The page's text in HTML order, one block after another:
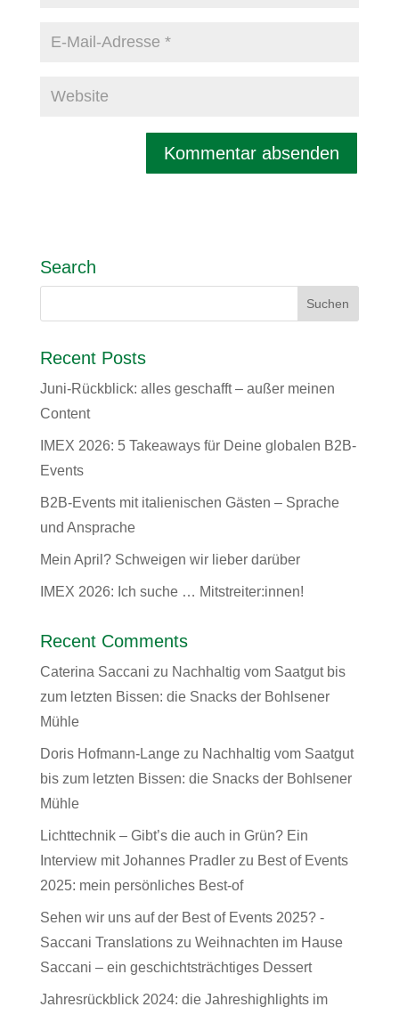
Search
Recent Posts
Juni-Rückblick: alles geschafft – außer meinen
Content
IMEX 2026: 5 Takeaways für Deine globalen B2B-
Events
B2B-Events mit italienischen Gästen – Sprache
und Ansprache
Mein April? Schweigen wir lieber darüber
IMEX 2026: Ich suche … Mitstreiter:innen!
Recent Comments
Caterina Saccani zu Nachhaltig vom Saatgut bis
zum letzten Bissen: die Snacks der Bohlsener
Mühle
Doris Hofmann-Langezu Nachhaltig vom Saatgut
bis zum letzten Bissen: die Snacks der Bohlsener
Mühle
Lichttechnik – Gibt’s die auch in Grün? Ein
Interview mit Johannes Pradlerzu Best of Events
2025: mein persönliches Best-of
Sehen wir uns auf der Best of Events 2025? -
Saccani Translationszu Weihnachten im Hause
Saccani – ein geschichtsträchtiges Dessert
Jahresrückblick 2024: die Jahreshighlights im